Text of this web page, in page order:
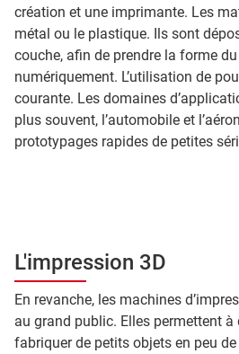
création et une imprimante. Les
métal ou le plastique. Ils sont
couche, afin de prendre la forme
numériquement. L’utilisation de
courante. Les domaines
plus souvent, l’automobile et
prototypages rapides de petites
L'impression 3D
En revanche, les machines
au grand public. Elles permettent à
fabriquer de petits objets en peu